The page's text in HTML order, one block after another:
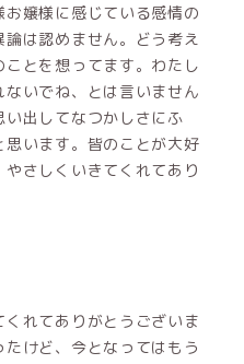
嬢様に感じている感情の
は認めません。どう考え
とを想ってます。わたし
いでね、とは言いません
出してなつかしさにふ
います。皆のことが大好
さしくいきてくれてあり
れてありがとうございま
けど、今となってはもう